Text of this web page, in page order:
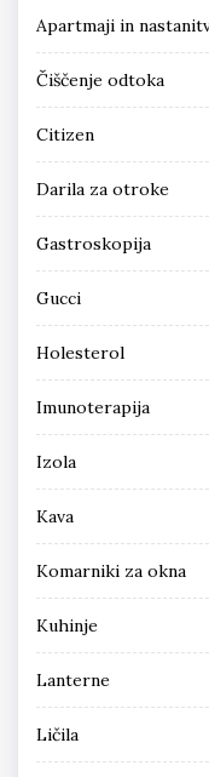
Apartmaji in
Čiščenje odtoka
Citizen
Darila za otroke
Gastroskopija
Gucci
Holesterol
Imunoterapija
Izola
Kava
Komarniki za okna
Kuhinje
Lanterne
Ličila